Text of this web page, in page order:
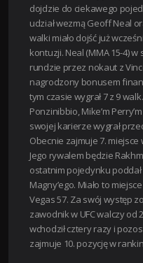
dojdzie do ciekawego
udział wezmą Geoff Neal
walki miało dojść już
kontuzji. Neal (MMA 15-4)
rundzie przez nokaut z
nagrodzony bonusem
tym czasie wygrał 7 z 9
Ponzinibbio, Mike’m
swojej karierze wygrał
Obecnie zajmuje 7.
Jego rywalem będzie
ostatnim pojedynku
Magny’ego. Miało to
Vegas 57. Za swój występ
zawodnik w UFC walczy od
wchodził cztery razy i
zajmuje 10. pozycję w